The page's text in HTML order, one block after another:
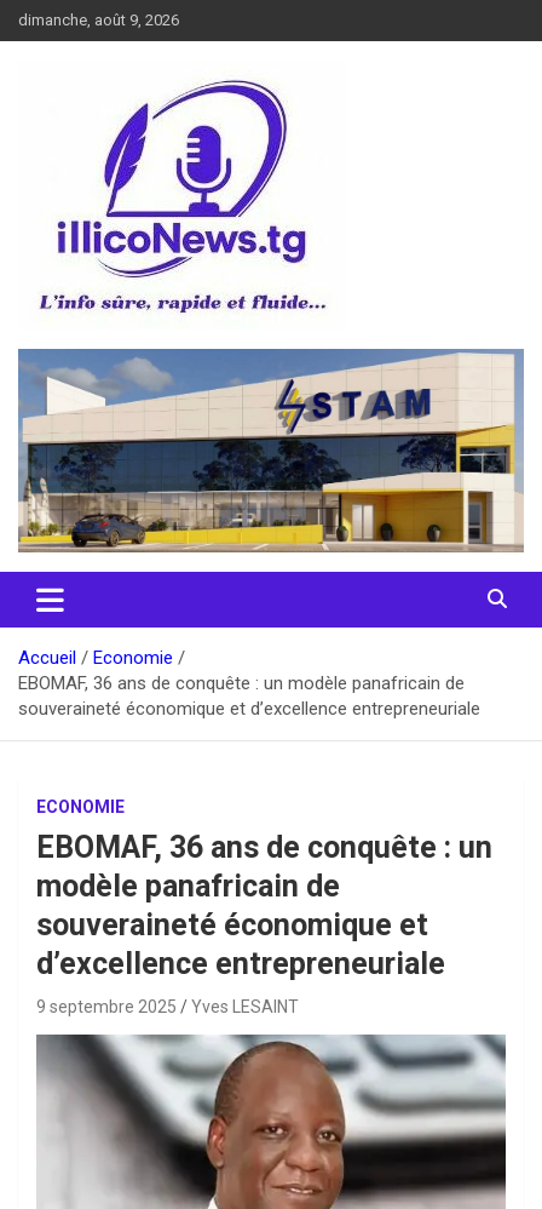
Aller
au
dimanche, août 9, 2026
illiconews
Accueil
Economie
EBOMAF, 36 ans de conquête : un modèle panafricain de
souveraineté économique et d’excellence entrepreneuriale
ECONOMIE
EBOMAF, 36 ans de conquête : un
modèle panafricain de
souveraineté économique et
d’excellence entrepreneuriale
9 septembre 2025 Yves LESAINT